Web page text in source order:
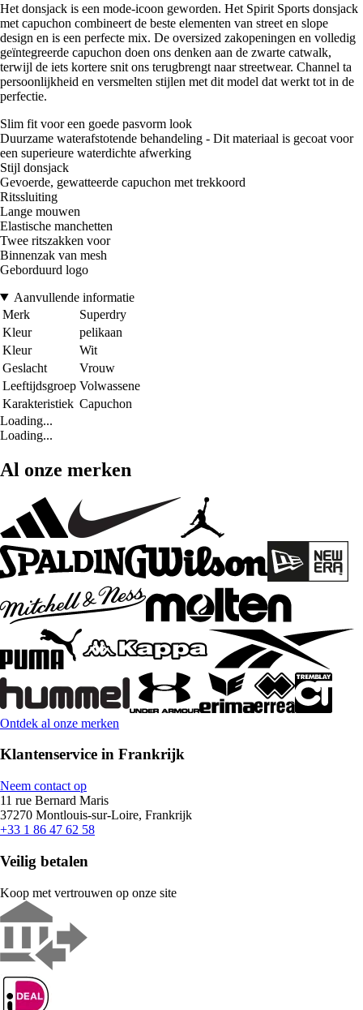
Het donsjack is een mode-icoon geworden. Het Spirit Sports donsjack
met capuchon combineert de beste elementen van street en slope
design en is een perfecte mix. De oversized zakopeningen en volledig
geïntegreerde capuchon doen ons denken aan de zwarte catwalk,
terwijl de iets kortere snit ons terugbrengt naar streetwear. Channel ta
persoonlijkheid en versmelten stijlen met dit model dat werkt tot in de
perfectie.
Slim fit voor een goede pasvorm look
Duurzame waterafstotende behandeling - Dit materiaal is gecoat voor
een superieure waterdichte afwerking
Stijl donsjack
Gevoerde, gewatteerde capuchon met trekkoord
Ritssluiting
Lange mouwen
Elastische manchetten
Twee ritszakken voor
Binnenzak van mesh
Geborduurd logo
Aanvullende informatie
Merk
Superdry
Kleur
pelikaan
Kleur
Wit
Geslacht
Vrouw
Leeftijdsgroep Volwassene
Karakteristiek Capuchon
Loading...
Loading...
Al onze merken
Ontdek al onze merken
Klantenservice in Frankrijk
Neem contact op
11 rue Bernard Maris
37270 Montlouis-sur-Loire, Frankrijk
+33 1 86 47 62 58
Veilig betalen
Koop met vertrouwen op onze site